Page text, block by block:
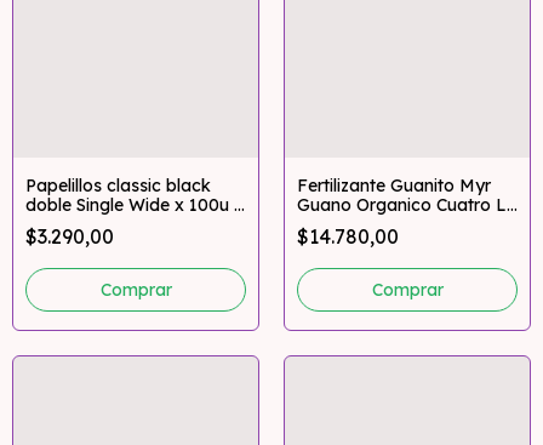
Papelillos classic black
doble Single Wide x 100u –
RAW
$3.290,00
Fertilizante Guanito Myr
Guano Organico Cuatro L (
500gr - 1Kg )
$14.780,00
Comprar